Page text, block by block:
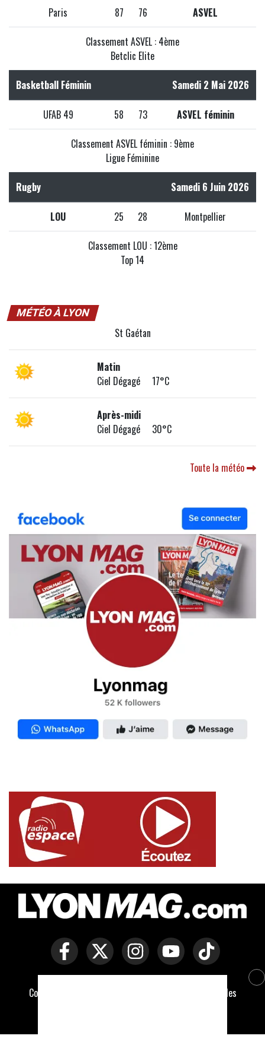
Paris 87 76 ASVEL
Classement ASVEL : 4ème
Betclic Elite
Basketball Féminin Samedi 2 Mai 2026
UFAB 49 58 73 ASVEL féminin
Classement ASVEL féminin : 9ème
Ligue Féminine
Rugby Samedi 6 Juin 2026
LOU 25 28 Montpellier
Classement LOU : 12ème
Top 14
MÉTÉO À LYON
St Gaétan
Matin
Ciel Dégagé 17°C
Après-midi
Ciel Dégagé 30°C
Toute la météo
Copyright © Lyon Mag -
Politique des